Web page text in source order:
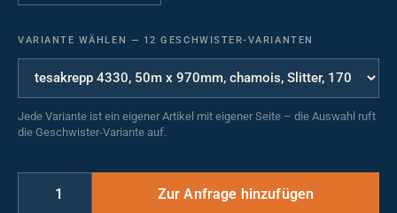
VARIANTE WÄHLEN — 12 GESCHWISTER-VARIANTEN
Jede Variante ist ein eigener Artikel mit eigener Seite – die Auswahl ruft
die Geschwister-Variante auf.